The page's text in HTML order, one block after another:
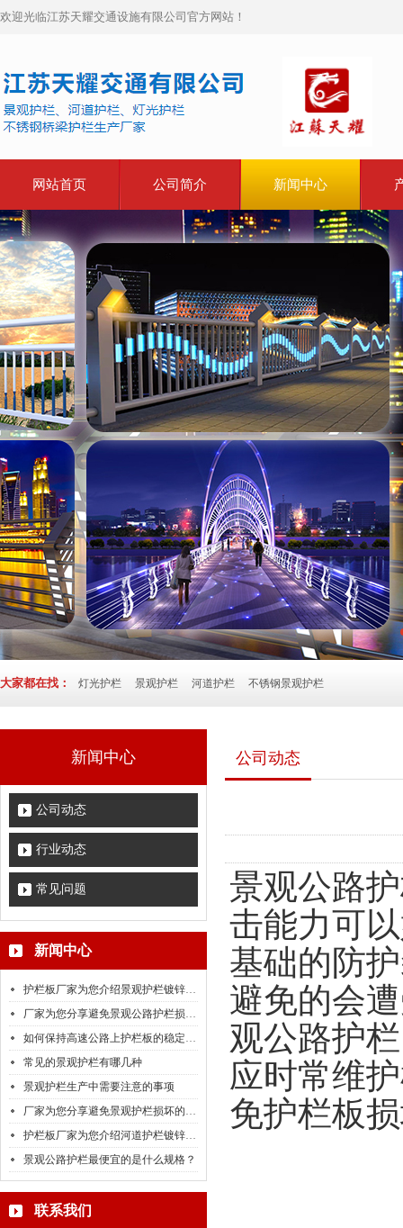
欢迎光临江苏天耀交通设施有限公司官方网站！
网站首页 公司简介 新闻中心
大家都在找： 灯光护栏 景观护栏 河道护栏 不锈钢景观护栏
新闻中心
公司动态
行业动态
常见问题
新闻中心
护栏板厂家为您介绍景观护栏镀锌量检测标准
厂家为您分享避免景观公路护栏损坏的小技巧
如何保持高速公路上护栏板的稳定性呢？
常见的景观护栏有哪几种
景观护栏生产中需要注意的事项
厂家为您分享避免景观护栏损坏的小技巧
护栏板厂家为您介绍河道护栏镀锌量检测标准
景观公路护栏最便宜的是什么规格？
联系我们
公司动态
景观公路
击能力可
基础的防
避免的会
观公路护
应时常维
免护栏板